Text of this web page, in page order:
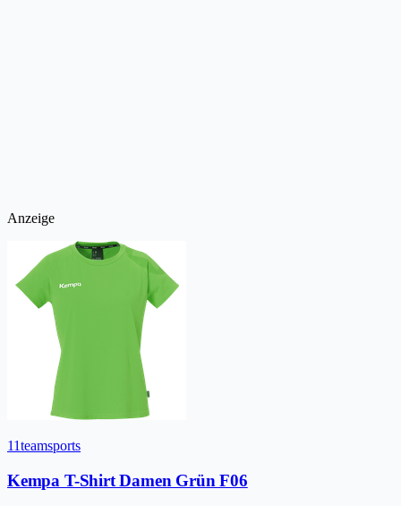
Anzeige
11teamsports
Kempa T-Shirt Damen Grün F06